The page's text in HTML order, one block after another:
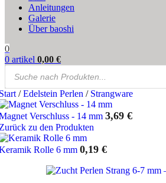
Anleitungen
Galerie
Über baoshi
0
0 artikel 0,00 €
Products
search
/ Edelstein Perlen / Strangware
Verschluss - 14 mm 3,69 €
zu den Produkten
Rolle 6 mm 0,19 €